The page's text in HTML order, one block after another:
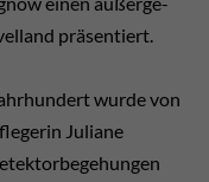
präsentiert.
wurde von
Juliane